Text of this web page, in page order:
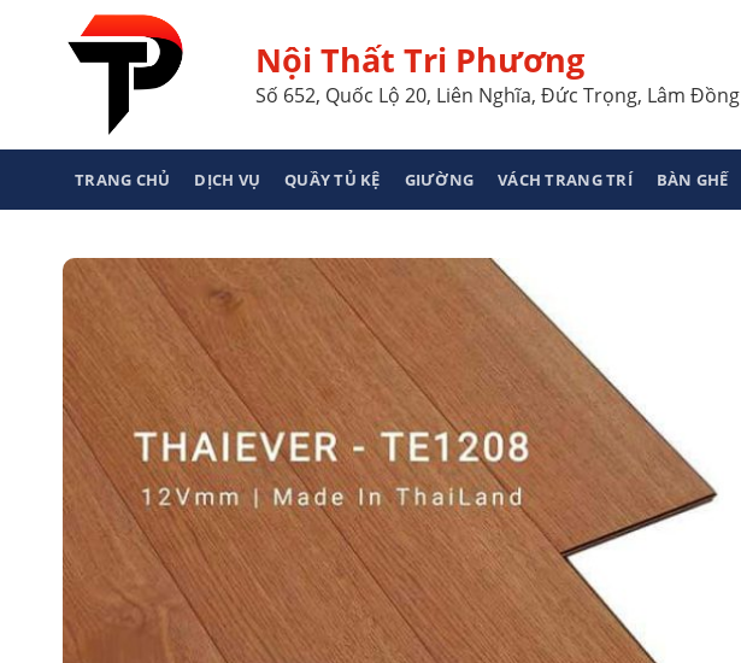
Nội Thất Tri Phương
Số 652, Quốc Lộ 20, Liên Nghĩa, Đức Trọng, Lâm Đồng
TRANG CHỦ DỊCH VỤ QUẦY TỦ KỆ GIƯỜNG VÁCH TRANG TRÍ BÀN GHẾ